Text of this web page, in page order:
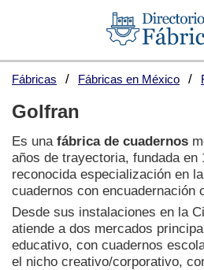
Fábricas Fábricas en México
Golfran
Es una fábrica de cuadernos
años de trayectoria, fundada en
reconocida especialización en
cuadernos con encuadernación
Desde sus instalaciones en la
atiende a dos mercados
educativo, con cuadernos
el nicho creativo/corporativo,